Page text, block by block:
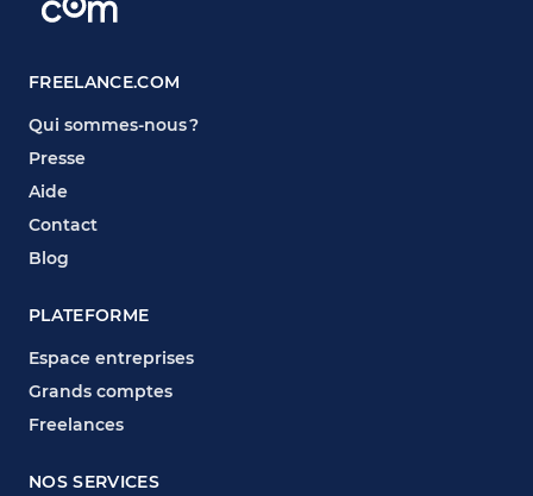
FREELANCE.COM
Qui sommes-nous ?
Presse
Aide
Contact
Blog
PLATEFORME
Espace entreprises
Grands comptes
Freelances
NOS SERVICES